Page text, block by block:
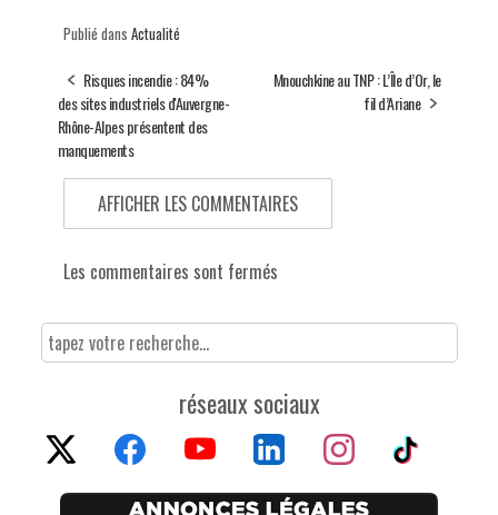
Publié dans Actualité
Risques incendie : 84%
des sites industriels d'Auvergne-
Rhône-Alpes présentent des
manquements
Mnouchkine au TNP : L’Île d’Or, le
fil d’Ariane
AFFICHER LES COMMENTAIRES
Les commentaires sont fermés
réseaux sociaux